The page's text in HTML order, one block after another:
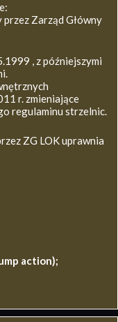
przez Zarząd Główny
, z późniejszymi
r. zmieniające
regulaminu strzelnic.
ZG LOK uprawnia
action);